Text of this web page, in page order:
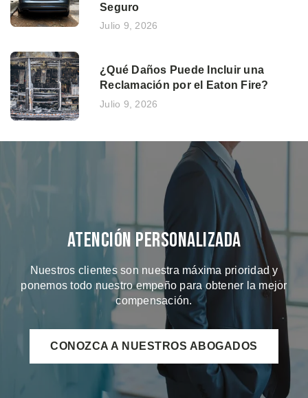
Seguro
Julio 9, 2026
¿Qué Daños Puede Incluir una
Reclamación por el Eaton Fire?
Julio 9, 2026
Atención Personalizada
Nuestros clientes son nuestra máxima prioridad y
ponemos todo nuestro empeño para obtener la mejor
compensación.
CONOZCA A NUESTROS ABOGADOS